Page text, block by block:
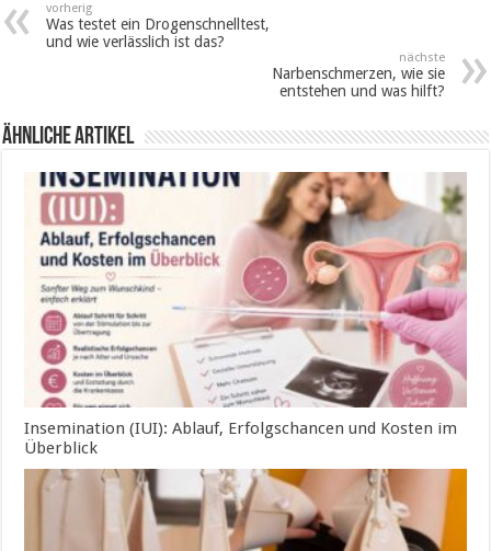
vorherig
Was testet ein Drogenschnelltest,
und wie verlässlich ist das?
nächste
Narbenschmerzen, wie sie
entstehen und was hilft?
ähnliche Artikel
Insemination (IUI): Ablauf, Erfolgschancen und Kosten im
Überblick